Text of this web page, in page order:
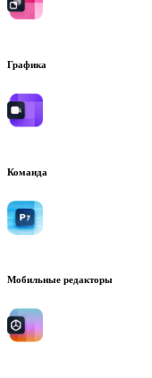
Графика
Команда
Мобильные редакторы